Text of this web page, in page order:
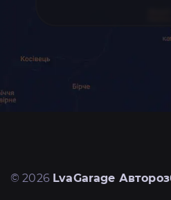
© 2026 LvaGarage